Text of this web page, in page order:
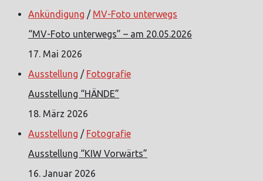
Ankündigung / MV-Foto unterwegs
“MV-Foto unterwegs” – am 20.05.2026
17. Mai 2026
Ausstellung / Fotografie
Ausstellung “HÄNDE”
18. März 2026
Ausstellung / Fotografie
Ausstellung “KIW Vorwärts”
16. Januar 2026